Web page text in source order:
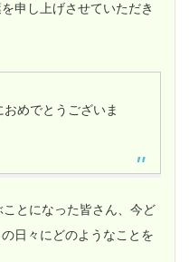
申し上げさせていただき
めでとうございま
とになった皆さん、今ど
日々にどのようなことを